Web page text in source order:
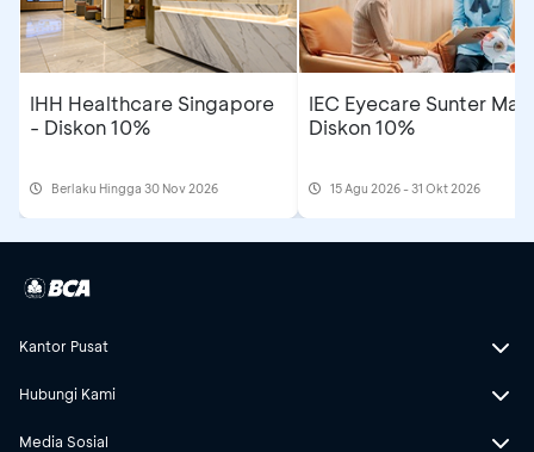
IHH Healthcare Singapore
- Diskon 10%
Berlaku Hingga 30 Nov 2026
IEC Eyecare Sunter
Diskon 10%
15 Agu 2026 - 31 Okt 2026
Kantor Pusat
Hubungi Kami
Media Sosial